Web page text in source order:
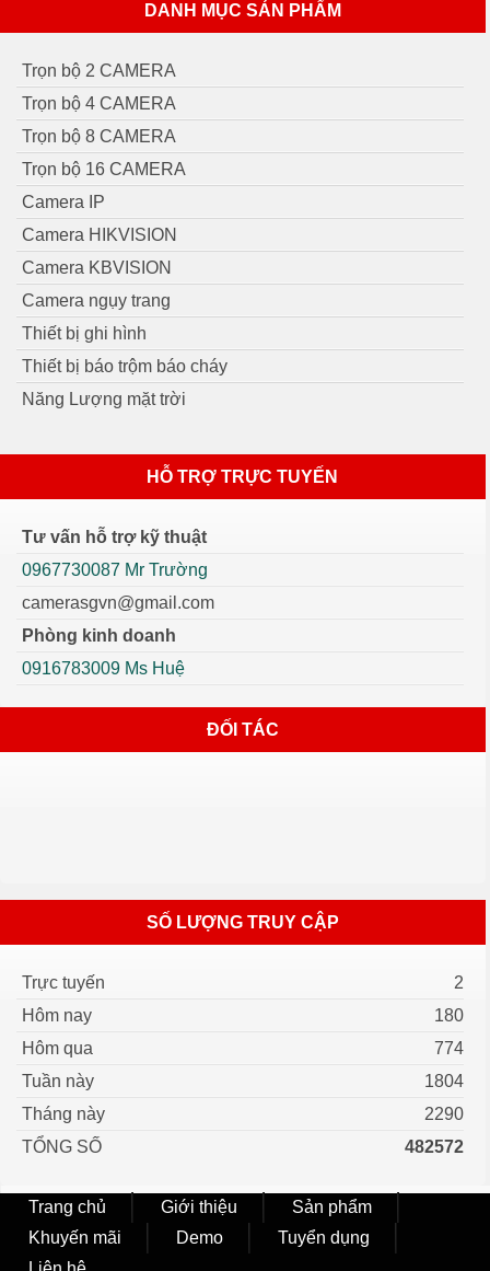
DANH MỤC SẢN PHẨM
Trọn bộ 2 CAMERA
Trọn bộ 4 CAMERA
Trọn bộ 8 CAMERA
Trọn bộ 16 CAMERA
Camera IP
Camera HIKVISION
Camera KBVISION
Camera ngụy trang
Thiết bị ghi hình
Thiết bị báo trộm báo cháy
Năng Lượng mặt trời
HỖ TRỢ TRỰC TUYẾN
Tư vấn hỗ trợ kỹ thuật
0967730087 Mr Trường
camerasgvn@gmail.com
Phòng kinh doanh
0916783009 Ms Huệ
ĐỐI TÁC
SỐ LƯỢNG TRUY CẬP
Trực tuyến
2
Hôm nay
180
Hôm qua
774
Tuần này
1804
Tháng này
2290
TỔNG SỐ
482572
Trang chủ Giới thiệu
Sản phẩm
Khuyến mãi
Demo
Tuyển dụng